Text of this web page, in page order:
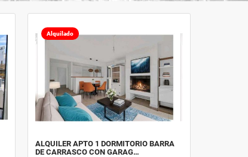
Alquilado
ALQUILER APTO 1 DORMITORIO BARRA
DE CARRASCO CON GARAG…